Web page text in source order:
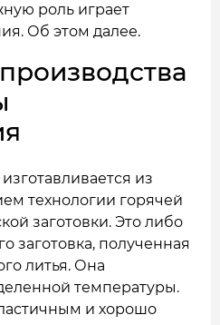
роль играет
Об этом далее.
из
технологии горячей
заготовки. Это либо
заготовка, полученная
литья. Она
температуры.
и хорошо